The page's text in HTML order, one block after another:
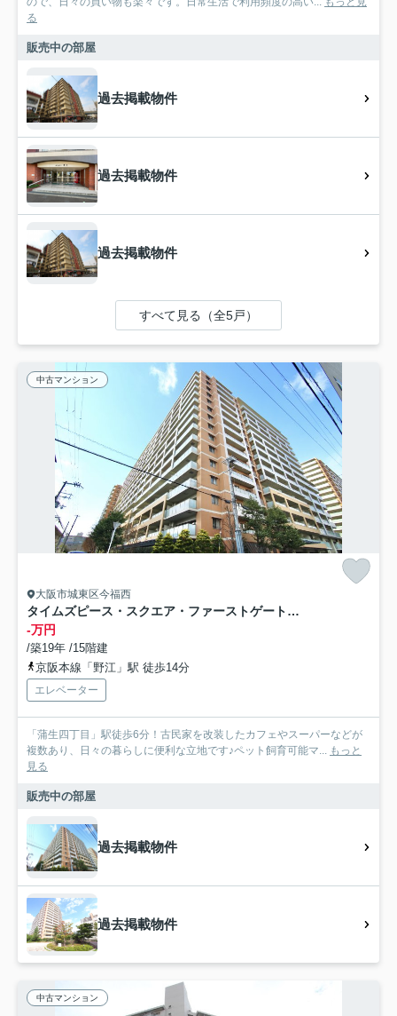
る
販売中の部屋
過去掲載物件
過去掲載物件
過去掲載物件
すべて見る（全5戸）
中古マンション
大阪市城東区今福西
タイムズピース・スクエア・ファーストゲートシティ
-万円
/築19年 /15階建
京阪本線「野江」駅 徒歩14分
エレベーター
「蒲生四丁目」駅徒歩6分！古民家を改装したカフェやスーパーなどが
複数あり、日々の暮らしに便利な立地です♪ペット飼育可能マ... もっと
見る
販売中の部屋
過去掲載物件
過去掲載物件
中古マンション